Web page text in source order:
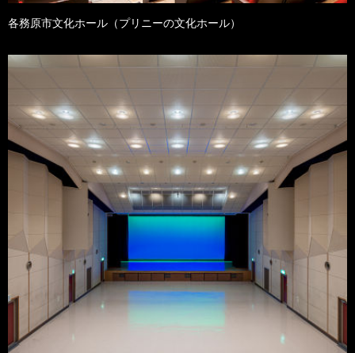
各務原市文化ホール（プリニーの文化ホール）